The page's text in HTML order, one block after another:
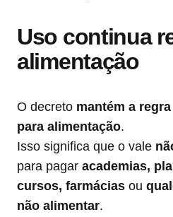
Uso continua
alimentação
O decreto mantém a
para alimentação.
Isso significa que o vale
para pagar academias,
cursos, farmácias ou
não alimentar.